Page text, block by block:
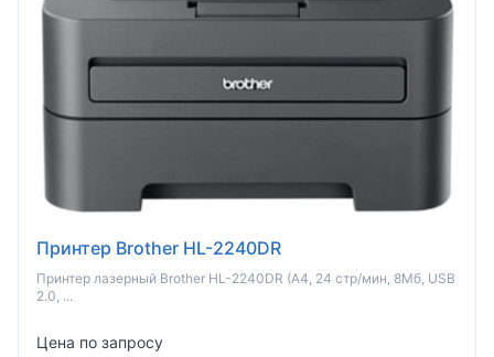
Принтер Brother HL-2240DR
Принтер лазерный Brother HL-2240DR (A4, 24 стр/мин, 8Мб, USB
2.0, ...
Цена по запросу